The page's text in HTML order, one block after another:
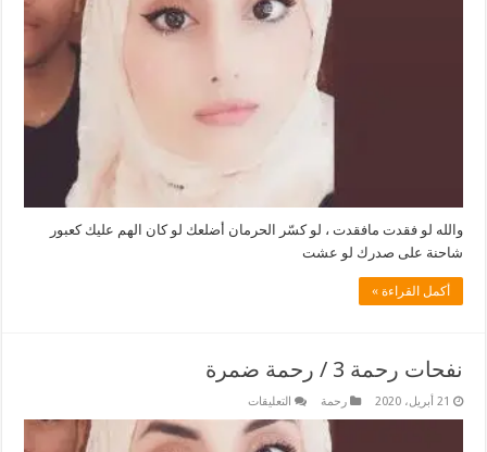
رحمة
والله لو فقدت مافقدت ، لو كسّر الحرمان أضلعك لو كان الهم عليك كعبور
شاحنة على صدرك لو عشت
أكمل القراءة »
نفحات رحمة 3 / رحمة ضمرة
21 أبريل، 2020 رحمة التعليقات
رحمة